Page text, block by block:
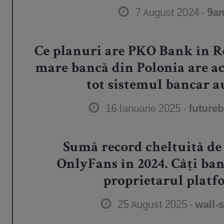
7 August 2024 -
Ce planuri are PKO Bank în
mare bancă din Polonia are
tot sistemul bancar
16 Ianuarie 2025 -
Sumă record cheltuită
OnlyFans în 2024. Câți
proprietarul
25 August 2025 -wall-